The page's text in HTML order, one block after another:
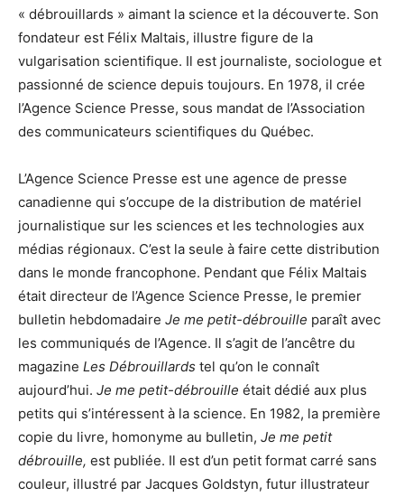
« débrouillards » aimant la science et la découverte. Son
fondateur est Félix Maltais, illustre figure de la
vulgarisation scientifique. Il est journaliste, sociologue et
passionné de science depuis toujours. En 1978, il crée
l’Agence Science Presse, sous mandat de l’Association
des communicateurs scientifiques du Québec.
L’Agence Science Presse est une agence de presse
canadienne qui s’occupe de la distribution de matériel
journalistique sur les sciences et les technologies aux
médias régionaux. C’est la seule à faire cette distribution
dans le monde francophone. Pendant que Félix Maltais
était directeur de l’Agence Science Presse, le premier
bulletin hebdomadaire Je me petit-débrouille paraît avec
les communiqués de l’Agence. Il s’agit de l’ancêtre du
magazine Les Débrouillards tel qu’on le connaît
aujourd’hui. Je me petit-débrouille était dédié aux plus
petits qui s’intéressent à la science. En 1982, la première
copie du livre, homonyme au bulletin, Je me petit
débrouille, est publiée. Il est d’un petit format carré sans
couleur, illustré par Jacques Goldstyn, futur illustrateur